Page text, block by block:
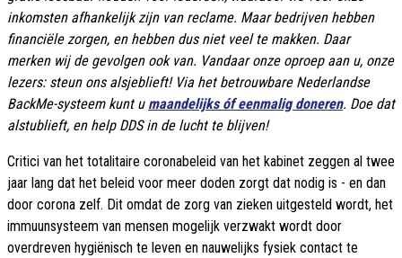
inkomsten afhankelijk zijn van reclame. Maar bedrijven hebben
financiële zorgen, en hebben dus niet veel te makken. Daar
merken wij de gevolgen ook van. Vandaar onze oproep aan u, onze
lezers: steun ons alsjeblieft! Via het betrouwbare Nederlandse
BackMe-systeem kunt u maandelijks óf eenmalig doneren. Doe dat
alstublieft, en help DDS in de lucht te blijven!
Critici van het totalitaire coronabeleid van het kabinet zeggen al twee
jaar lang dat het beleid voor meer doden zorgt dat nodig is - en dan
door corona zelf. Dit omdat de zorg van zieken uitgesteld wordt, het
immuunsysteem van mensen mogelijk verzwakt wordt door
overdreven hygiënisch te leven en nauwelijks fysiek contact te